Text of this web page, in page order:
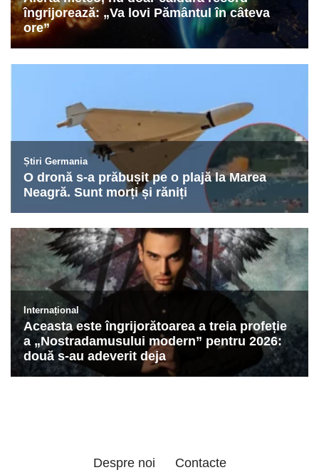
Despre noi Contacte